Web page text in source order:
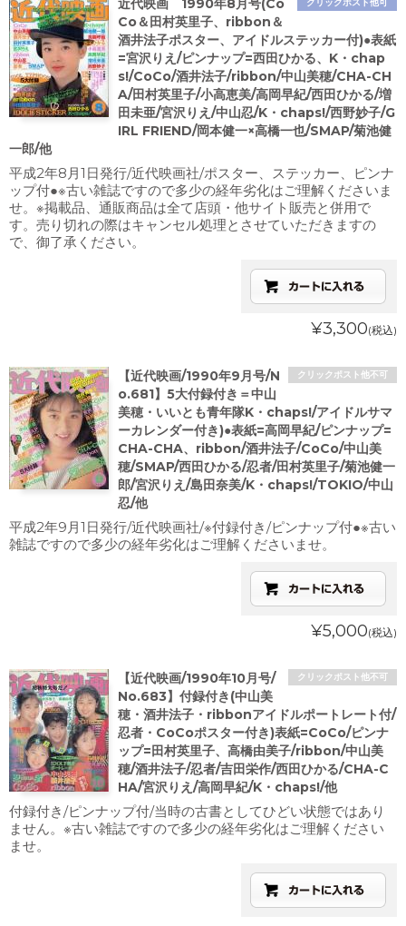
近代映画 1990年8月号(Co
Co＆田村英里子、ribbon＆
酒井法子ポスター、アイドルステッカー付)●表紙
=宮沢りえ/ピンナップ=西田ひかる、K・chap
s!/CoCo/酒井法子/ribbon/中山美穂/CHA-CH
A/田村英里子/小高恵美/高岡早紀/西田ひかる/増
田未亜/宮沢りえ/中山忍/K・chaps!/西野妙子/G
IRL FRIEND/岡本健一×高橋一也/SMAP/菊池健
一郎/他
平成2年8月1日発行/近代映画社/ポスター、ステッカー、ピンナ
ップ付●※古い雑誌ですので多少の経年劣化はご理解くださいま
せ。※掲載品、通販商品は全て店頭・他サイト販売と併用で
す。売り切れの際はキャンセル処理とさせていただきますの
で、御了承ください。
¥3,300(税込)
クリックポスト他不可
【近代映画/1990年9月号/N
o.681】5大付録付き＝中山
美穂・いいとも青年隊K・chaps!/アイドルサマ
ーカレンダー付き)●表紙=高岡早紀/ピンナップ=
CHA-CHA、ribbon/酒井法子/CoCo/中山美
穂/SMAP/西田ひかる/忍者/田村英里子/菊池健一
郎/宮沢りえ/島田奈美/K・chaps!/TOKIO/中山
忍/他
平成2年9月1日発行/近代映画社/※付録付き/ピンナップ付●※古い
雑誌ですので多少の経年劣化はご理解くださいませ。
¥5,000(税込)
クリックポスト他不可
【近代映画/1990年10月号/
No.683】付録付き(中山美
穂・酒井法子・ribbonアイドルポートレート付/
忍者・CoCoポスター付き)表紙=CoCo/ピンナ
ップ=田村英里子、高橋由美子/ribbon/中山美
穂/酒井法子/忍者/吉田栄作/西田ひかる/CHA-C
HA/宮沢りえ/高岡早紀/K・chaps!/他
付録付き/ピンナップ付/当時の古書としてひどい状態ではあり
ません。※古い雑誌ですので多少の経年劣化はご理解ください
ませ。